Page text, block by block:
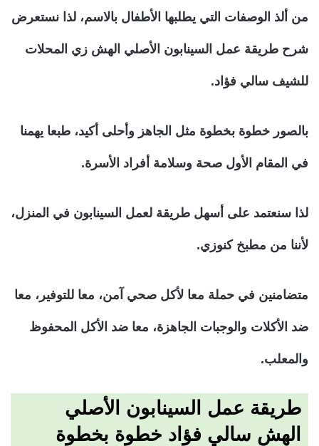
من ألذ الوصفات التي يطلبها الأطفال بالاسم، لذا نستعرض
شرح طريقة عمل السينابون الأصلي الهش زي المحلات
للشيف سالي فؤاد.
بالصور خطوة بخطوة مثل الجاهز وأحلى أكيد، طبعا يهمنا
في المقام الأول صحة وسلامة أفراد الأسرة.
لذا سنعتمد على أسهل طريقة لعمل السينابون في المنزل،
لأننا من مطبخ كنوزي.
متضامنين في حملة معا لأكل صحي آمن، معا للتوفير، معا
ضد الأكلات والوجبات الجاهزة، معا ضد الأكل المحفوظ
والمعلب.
طريقة عمل السينابون الأصلي
الهش سالي فؤاد خطوة بخطوة